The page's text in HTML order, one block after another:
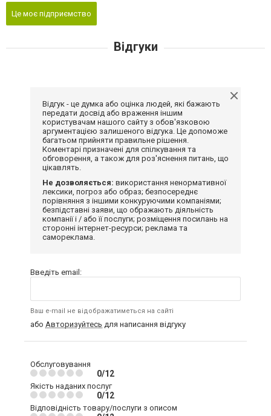
Це моє підприємство
Відгуки
Відгук - це думка або оцінка людей, які бажають
передати досвід або враження іншим
користувачам нашого сайту з обов'язковою
аргументацією залишеного відгука. Це допоможе
багатьом прийняти правильне рішення.
Коментарі призначені для спілкування та
обговорення, а також для роз'яснення питань, що
цікавлять.
Не дозволяється: використання ненормативної
лексики, погроз або образ; безпосереднє
порівняння з іншими конкуруючими компаніями;
безпідставні заяви, що ображають діяльність
компанії і / або її послуги; розміщення посилань на
сторонні інтернет-ресурси; реклама та
самореклама.
Введіть email:
Ваш e-mail не відображатиметься на сайті
або Авторизуйтесь для написання відгуку
Обслуговування
0/12
Якість наданих послуг
0/12
Відповідність товару/послуги з описом